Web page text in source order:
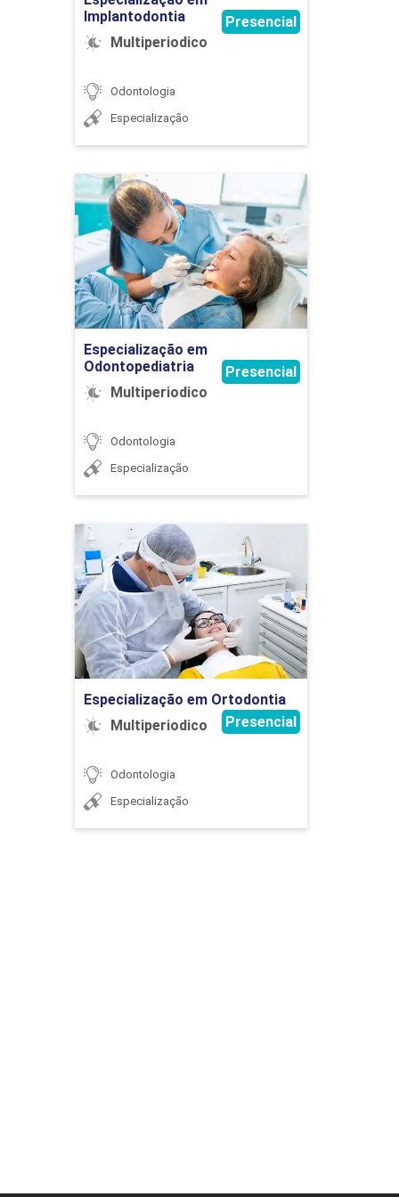
MATERIAIS RESTAURADORES E SUAS
APLICAÇÕES
METODOLOGIA DO TRABALHO
CIENTÍFICO
12
ODONTOLOGIA DIGITAL
Implantodontia
Multiperiodico
Presencial
Odontologia
Especialização
Especialização em
Odontopediatria
Multiperiodico
Presencial
Odontologia
Especialização
Especialização em
Odontopediatria
Detalhes do curso
Ir para Inscrição
Especialização em Ortodontia
Multiperiodico
Presencial
Odontologia
Especialização
Especialização em
Ortodontia
Detalhes do curso
Ir para Inscrição